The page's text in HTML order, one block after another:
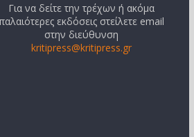
Για να δείτε την τρέχων ή ακόμα
εκδόσεις στείλετε email
στην διεύθυνση
kritipress@kritipress.gr